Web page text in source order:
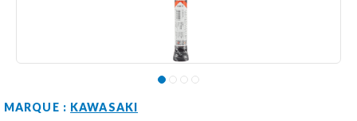
MARQUE : KAWASAKI